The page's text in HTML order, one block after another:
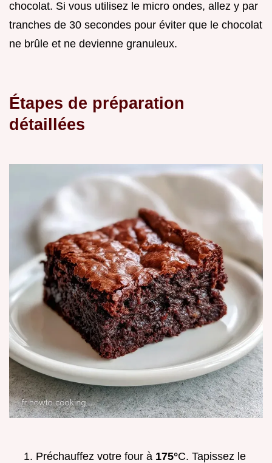
chocolat. Si vous utilisez le micro ondes, allez y par
tranches de 30 secondes pour éviter que le chocolat
ne brûle et ne devienne granuleux.
Étapes de préparation
détaillées
Préchauffez votre four à 175°C. Tapissez le